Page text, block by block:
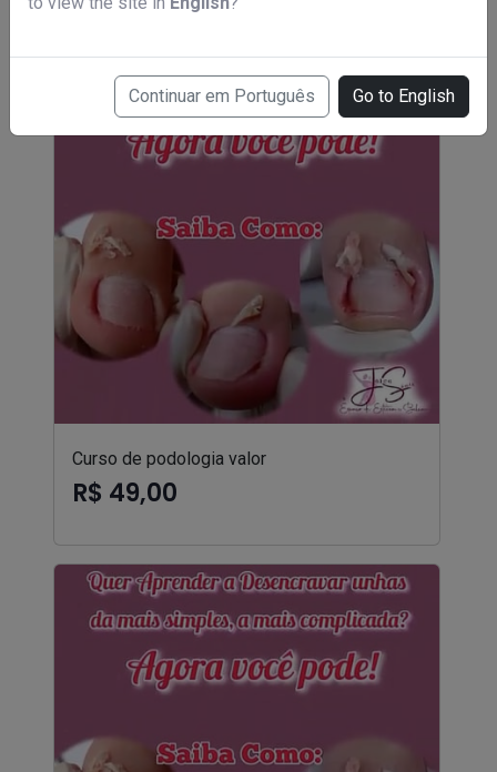
Continuar em Português Go to English
Curso de podologia valor
R$ 49,00